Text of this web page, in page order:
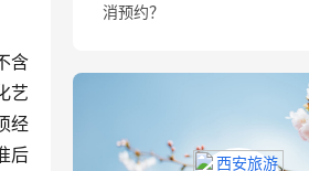
含
艺
经
后
消预约？